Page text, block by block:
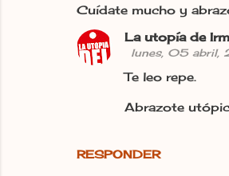
Cuídate mucho y
RESPONDER
La utopía de
lunes, 05 abril,
Te leo repe.
Abrazote